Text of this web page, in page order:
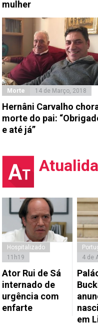
mulher
Morte 14 de Março, 2018
Hernâni Carvalho
morte do pai:
e até já”
Hospitalizado
11h19
Ator Rui de Sá
internado de
urgência com
enfarte
4 de
em